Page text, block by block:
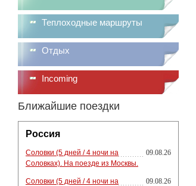
Теплоходные маршруты
Отдых
Incoming
Ближайшие поездки
Россия
Соловки (5 дней / 4 ночи на
Соловках). На поезде из Москвы.
09.08.26
Соловки (5 дней / 4 ночи на
09.08.26